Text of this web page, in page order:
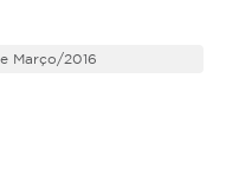
Março/2016